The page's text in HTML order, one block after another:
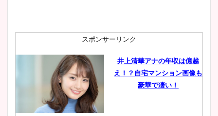
スポンサーリンク
井上清華アナの年収は億越
え！？自宅マンション画像も
豪華で凄い！